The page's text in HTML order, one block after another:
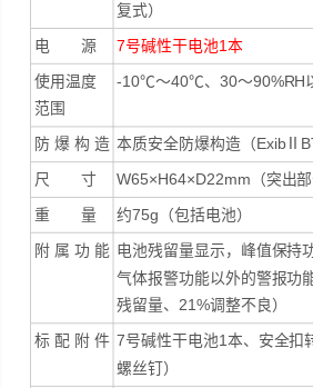
复式）
电 源 7号碱性干电池1本
使用温度
范围
-10℃～40℃、30～90%RH
防 爆 构 造 本质安全防爆构造（
尺 寸 W65×H64×D22mm（突出部
重 量
约75g（包括电池）
附 属 功 能 电池残留量显示，峰值保持
气体报警功能以外的警报功
残留量、21%调整不良）
标 配 附 件 7号碱性干电池1本、安全扣
螺丝钉）